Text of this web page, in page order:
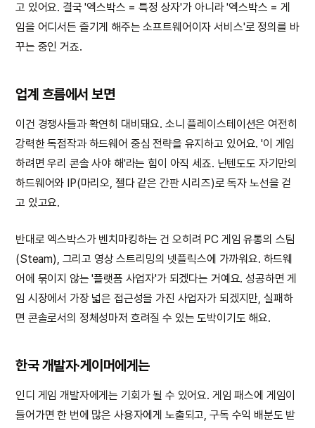
고 있어요. 결국 '엑스박스 = 특정 상자'가 아니라 '엑스박스 = 게
임을 어디서든 즐기게 해주는 소프트웨어이자 서비스'로 정의를 바
꾸는 중인 거죠.
업계 흐름에서 보면
이건 경쟁사들과 확연히 대비돼요. 소니 플레이스테이션은 여전히
강력한 독점작과 하드웨어 중심 전략을 유지하고 있어요. '이 게임
하려면 우리 콘솔 사야 해'라는 힘이 아직 세죠. 닌텐도도 자기만의
하드웨어와 IP(마리오, 젤다 같은 간판 시리즈)로 독자 노선을 걷
고 있고요.
반대로 엑스박스가 벤치마킹하는 건 오히려 PC 게임 유통의 스팀
(Steam), 그리고 영상 스트리밍의 넷플릭스에 가까워요. 하드웨
어에 묶이지 않는 '플랫폼 사업자'가 되겠다는 거예요. 성공하면 게
임 시장에서 가장 넓은 접근성을 가진 사업자가 되겠지만, 실패하
면 콘솔로서의 정체성마저 흐려질 수 있는 도박이기도 해요.
한국 개발자·게이머에게는
인디 게임 개발자에게는 기회가 될 수 있어요. 게임 패스에 게임이
들어가면 한 번에 많은 사용자에게 노출되고, 구독 수익 배분도 받